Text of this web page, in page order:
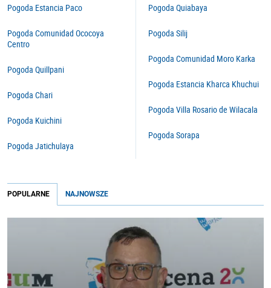
Pogoda Estancia Paco
Pogoda Comunidad Ococoya
Centro
Pogoda Quillpani
Pogoda Chari
Pogoda Kuichini
Pogoda Jatichulaya
Pogoda Quiabaya
Pogoda Silij
Pogoda Comunidad Moro Karka
Pogoda Estancia Kharca Khuchui
Pogoda Villa Rosario de Wilacala
Pogoda Sorapa
POPULARNE NAJNOWSZE